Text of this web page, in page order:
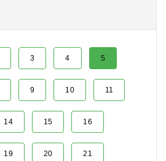
3 4 5
9 10 11
14 15 16
19 20 21